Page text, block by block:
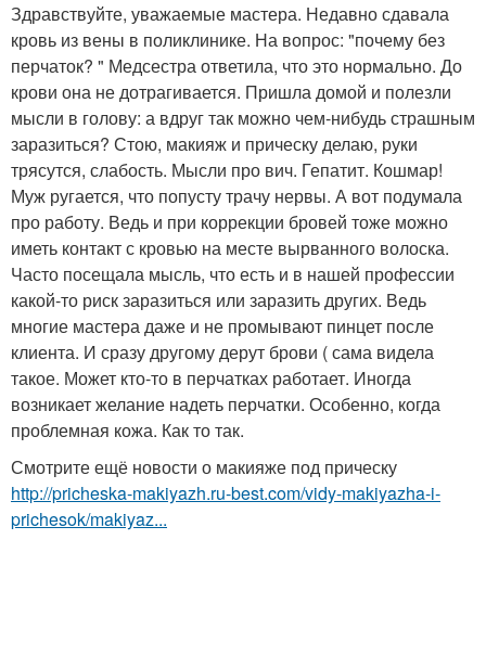
Здравствуйте, уважаемые мастера. Недавно сдавала
кровь из вены в поликлинике. На вопрос: "почему без
перчаток? " Медсестра ответила, что это нормально. До
крови она не дотрагивается. Пришла домой и полезли
мысли в голову: а вдруг так можно чем-нибудь страшным
заразиться? Стою, макияж и прическу делаю, руки
трясутся, слабость. Мысли про вич. Гепатит. Кошмар!
Муж ругается, что попусту трачу нервы. А вот подумала
про работу. Ведь и при коррекции бровей тоже можно
иметь контакт с кровью на месте вырванного волоска.
Часто посещала мысль, что есть и в нашей профессии
какой-то риск заразиться или заразить других. Ведь
многие мастера даже и не промывают пинцет после
клиента. И сразу другому дерут брови ( сама видела
такое. Может кто-то в перчатках работает. Иногда
возникает желание надеть перчатки. Особенно, когда
проблемная кожа. Как то так.
Смотрите ещё новости о макияже под прическу
http://pricheska-makiyazh.ru-best.com/vidy-makiyazha-i-
prichesok/makiyaz...